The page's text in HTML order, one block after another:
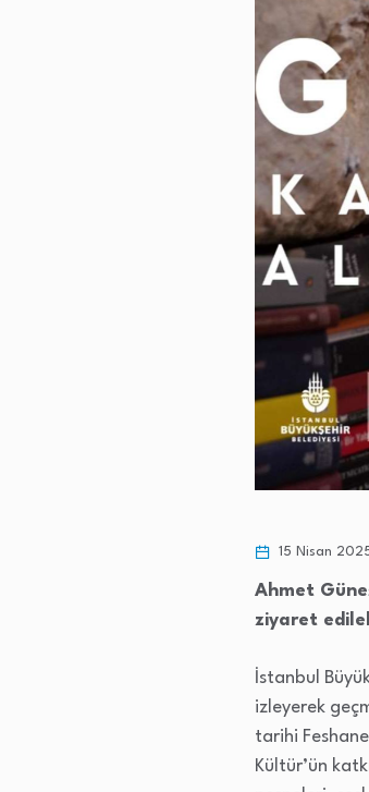
15 Nisan
Ahmet
ziyaret
İstanbul
izleyerek
tarihi
Kültür’ün